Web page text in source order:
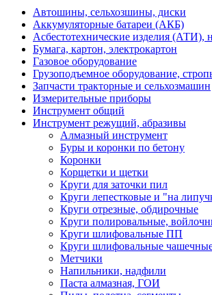
Автошины, сельхозшины, диски
Аккумуляторные батареи (АКБ)
Асбестотехнические изделия (АТИ),
Бумага, картон, электрокартон
Газовое оборудование
Грузоподъемное оборудование,
Запчасти тракторные и сельхозмашин
Измерительные приборы
Инструмент общий
Инструмент режущий, абразивы
Алмазный инструмент
Буры и коронки по бетону
Коронки
Корщетки и щетки
Круги для заточки пил
Круги лепестковые и "на
Круги отрезные, обдирочные
Круги полировальные,
Круги шлифовальные ПП
Круги шлифовальные
Метчики
Напильники, надфили
Паста алмазная, ГОИ